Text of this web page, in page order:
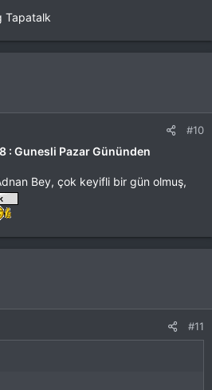
Tapatalk
#10
: Gunesli Pazar Gününden
Bey, çok keyifli bir gün olmuş,
#11